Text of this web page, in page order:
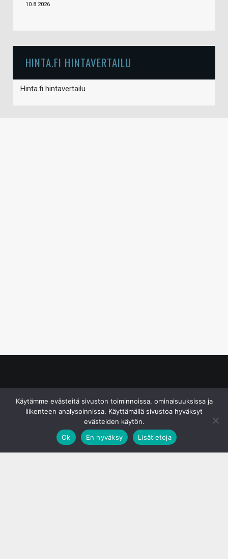
10.8.2026
HINTA.FI HINTAVERTAILU
Hinta.fi hintavertailu
Käytämme evästeitä sivuston toiminnoissa, ominaisuuksissa ja
liikenteen analysoinnissa. Käyttämällä sivustoa hyväksyt
evästeiden käytön.
Ok
En hyväksy Lisätietoja